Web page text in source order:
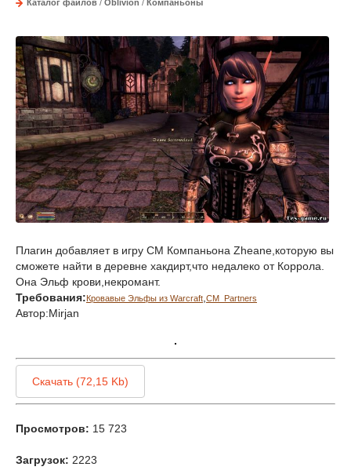
Каталог файлов / Oblivion / Компаньоны
Плагин добавляет в игру CM Компаньона Zheane,которую вы
сможете найти в деревне хакдирт,что недалеко от Коррола.
Она Эльф крови,некромант.
Требования:Кровавые Эльфы из Warcraft CM_Partners
Автор:Mirjan
Скачать (72,15 Kb)
Просмотров: 15 723
Загрузок: 2223